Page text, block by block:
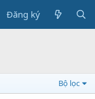
Đăng ký
Bộ lọc